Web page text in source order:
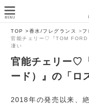
TOP >香水/フレグランス >フ
官能チェリー♡『TOM FORD
凄い
官能チェリー♡
ード）』の「ロ
2018年の発売以来、